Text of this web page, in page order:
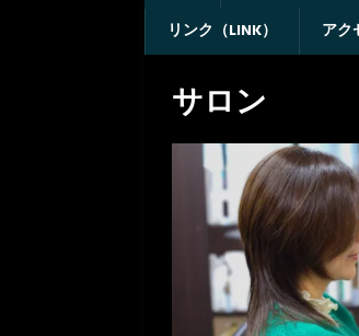
リンク（LINK）
アク
サロン